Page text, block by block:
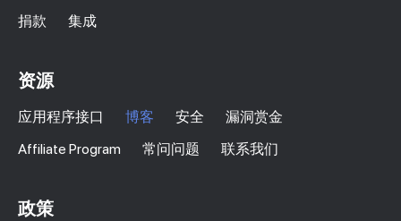
捐款
集成
资源
应用程序接口 博客 安全
漏洞赏金
Affiliate Program
常问问题 联系我们
政策